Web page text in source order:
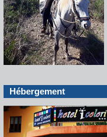
Hébergement